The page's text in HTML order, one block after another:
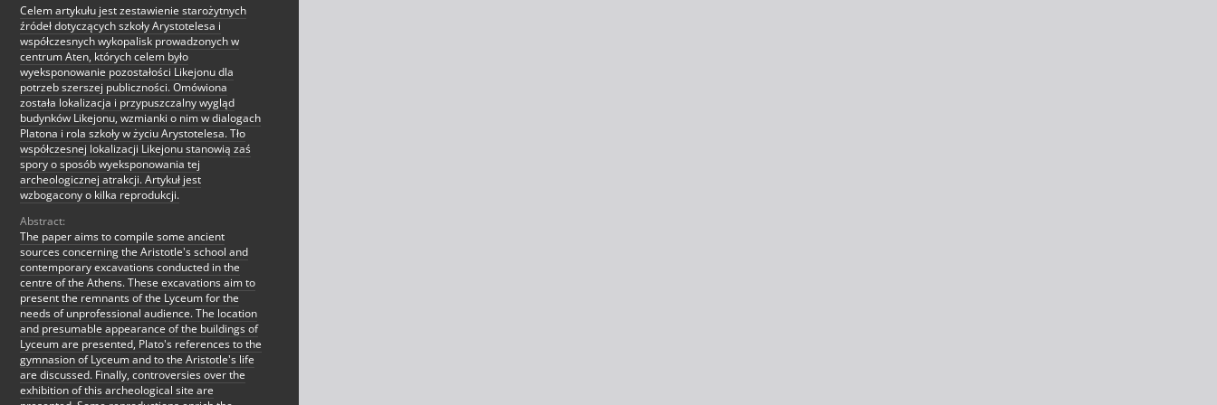
Celem artykułu jest zestawienie starożytnych
źródeł dotyczących szkoły Arystotelesa i
współczesnych wykopalisk prowadzonych w
centrum Aten, których celem było
wyeksponowanie pozostałości Likejonu dla
potrzeb szerszej publiczności. Omówiona
została lokalizacja i przypuszczalny wygląd
budynków Likejonu, wzmianki o nim w dialogach
Platona i rola szkoły w życiu Arystotelesa. Tło
współczesnej lokalizacji Likejonu stanowią zaś
spory o sposób wyeksponowania tej
archeologicznej atrakcji. Artykuł jest
wzbogacony o kilka reprodukcji.
Abstract:
The paper aims to compile some ancient
sources concerning the Aristotle's school and
contemporary excavations conducted in the
centre of the Athens. These excavations aim to
present the remnants of the Lyceum for the
needs of unprofessional audience. The location
and presumable appearance of the buildings of
Lyceum are presented, Plato's references to the
gymnasion of Lyceum and to the Aristotle's life
are discussed. Finally, controversies over the
exhibition of this archeological site are